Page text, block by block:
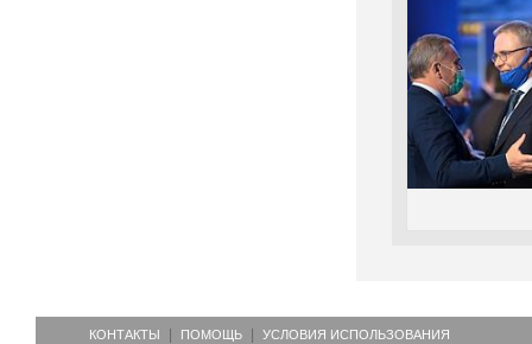
КОНТАКТЫ ПОМОЩЬ УСЛОВИЯ ИСПОЛЬЗОВАНИЯ